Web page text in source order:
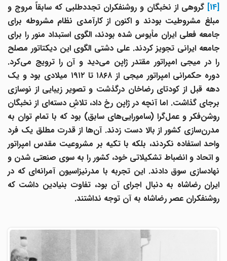
گروهی از نخبگان و روشنفکران تجددطلبی که سابقاً مروج و
مبلغ مشروطیت بودند و اکنون از کارآمدی نظام مشروطه برای
جامعه فعلی ایران مأیوس شده بودند، الگوی استبداد منور را برای
جامعه ایرانی تجویز کردند. علی دشتی الگوی این دیکتاتور مصلح
را در میجی امپراتور مقتدر ژاپن می‌دید و آن را ترویج می‌کرد.
دوره حکمرانی امپراتور میجی از ۱۸۶۸
تا ۱۹۱۲ میلادی بود و یک
دهه قبل از کودتای رضاخان درگذشت و تصویر زیبایی از نوسازی
برجای گذاشت. اما آنچه در ژاپن رخ داد، تلاشِ دسته‌ای از نخبگان
روشن‌فکر و عمل‌گرا (سامورایی‌های سابق) بود که با تمام توان به
مدرن‌سازی کشور از بالا دست زدند. آن‌ها از قدرت مطلق یک فرد
واحد استفاده نکردند، بلکه با تکیه بر مشروعیت مقدس امپراتور
و اتحاد و انضباط تشکیلاتی خود، کشور را به سوی صنعتی شدن و
نهادسازی سوق دادند. این تجربه با مدرنیزاسیون آمرانه‌ای که در
ایران رضاشاه به دنبال اجرای آن بود، تفاوت بنیادین داشت که
روشنفکران عصر رضاشاه به آن توجه نداشتند.